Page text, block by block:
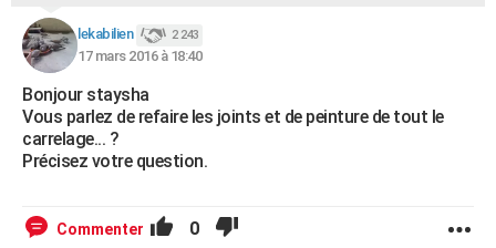
S'inscrire
Se connecter
Lycées
Collèges
Primaires
Universités
Entreprises
Service militaire
Avis de recherche
AVIS DE DÉCÈS
Bricolage
Lifestyle
Culture
Sport
Auto
Television
Voyage
Cinema
lekabilien 2 243
17 mars 2016 à 18:40
Bonjour staysha
Vous parlez de refaire les joints et de peinture de tout le
carrelage... ?
Précisez votre question.
Commenter 0